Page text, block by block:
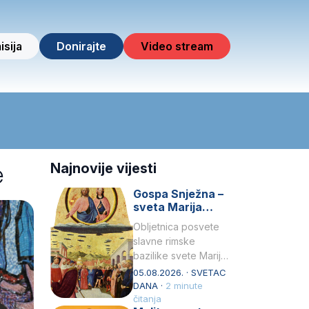
Donirajte Video stream
Najnovije vijesti
Gospa Snježna –
sveta Marija
Velika, zaštitnica
rimske bazilike
Obljetnica posvete
slavne rimske
bazilike svete Marije
Velike (Santa Maria
Maggiore) u narodu
se slavi kao Gospa
05.08.2026. · SVETAC
DANA · 2 minute
čitanja